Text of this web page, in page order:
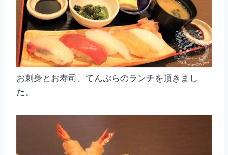
お刺身とお寿司、てんぷらのランチを頂きまし
た。